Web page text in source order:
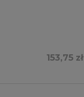
153,75 zł